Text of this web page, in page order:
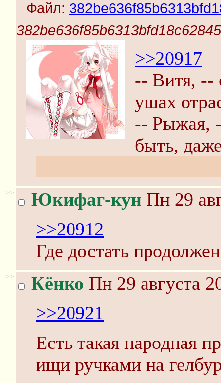
Файл:
>>20917
-- Витя, --
ушах
-- Рыжая,
быть,
>> Юкифаг-кун Пн 29
>>20912
Где достать
>> Кёнко Пн 29 августа
>>20921
Есть такая народная
ищи ручками на